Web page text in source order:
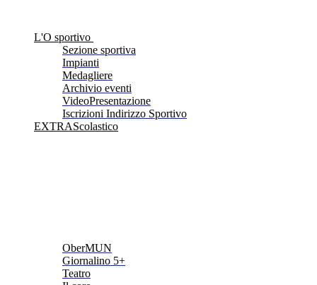
L'O sportivo
Sezione sportiva
Impianti
Medagliere
Archivio eventi
VideoPresentazione
Iscrizioni Indirizzo Sportivo
EXTRAScolastico
OberMUN
Giornalino 5+
Teatro